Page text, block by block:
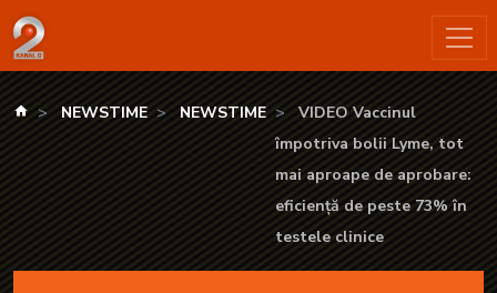
VIDEO Vaccinul împotriva bolii Lyme, tot mai aproape de
kanald.ro
NEWSTIME NEWSTIME
VIDEO Vaccinul
împotriva bolii Lyme, tot
mai aproape de aprobare:
eficiență de peste 73% în
testele clinice